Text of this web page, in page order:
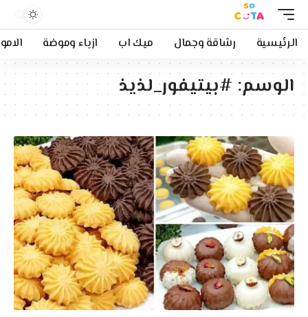
الرئيسية رشاقة وجمال ميك اب ازياء وموضة
الوسم: #بيتيفور_لذيذ